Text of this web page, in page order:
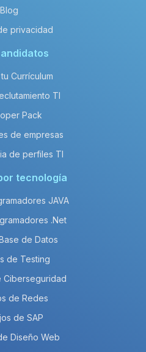
Blog
privacidad
Currículum
TI
Pack
de empresas
de perfiles TI
tecnología
JAVA
.Net
de Datos
de Testing
Ciberseguridad
de Redes
de SAP
Diseño Web